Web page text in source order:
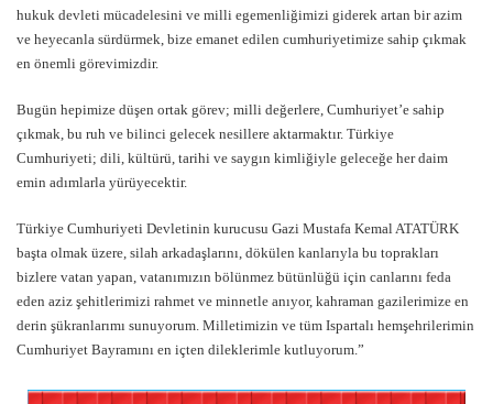
hukuk devleti mücadelesini ve milli egemenliğimizi giderek artan bir azim
ve heyecanla sürdürmek, bize emanet edilen cumhuriyetimize sahip çıkmak
en önemli görevimizdir.
Bugün hepimize düşen ortak görev; milli değerlere, Cumhuriyet’e sahip
çıkmak, bu ruh ve bilinci gelecek nesillere aktarmaktır. Türkiye
Cumhuriyeti; dili, kültürü, tarihi ve saygın kimliğiyle geleceğe her daim
emin adımlarla yürüyecektir.
Türkiye Cumhuriyeti Devletinin kurucusu Gazi Mustafa Kemal ATATÜRK
başta olmak üzere, silah arkadaşlarını, dökülen kanlarıyla bu toprakları
bizlere vatan yapan, vatanımızın bölünmez bütünlüğü için canlarını feda
eden aziz şehitlerimizi rahmet ve minnetle anıyor, kahraman gazilerimize en
derin şükranlarımı sunuyorum. Milletimizin ve tüm Ispartalı hemşehrilerimin
Cumhuriyet Bayramını en içten dileklerimle kutluyorum.”